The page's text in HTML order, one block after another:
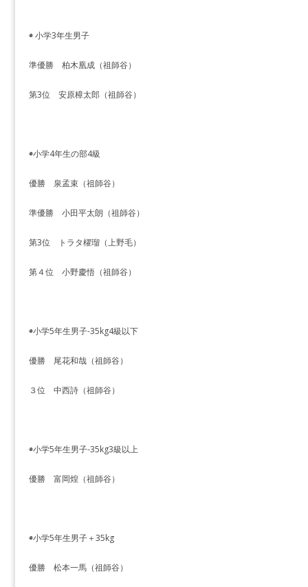
◉ 小学3年生男子
準優勝 柏木凰成（祖師谷）
第3位 安原樟太郎（祖師谷）
◉小学4年生の部4級
優勝 泉孟束（祖師谷）
準優勝 小田平太朗（祖師谷）
第3位 トラタ櫂瑠（上野毛）
第４位 小野慶悟（祖師谷）
◉小学5年生男子-35kg4級以下
優勝 尾花和哉（祖師谷）
３位 中西詩（祖師谷）
◉小学5年生男子-35kg3級以上
優勝 富岡煌（祖師谷）
◉小学5年生男子＋35kg
優勝 松本一馬（祖師谷）